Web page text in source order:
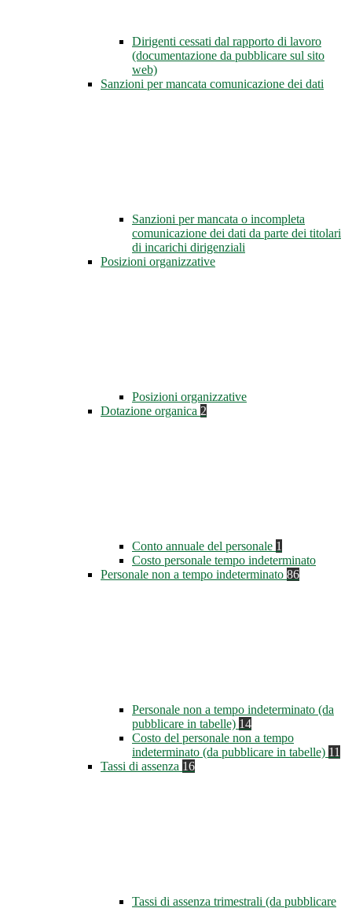
Dirigenti cessati dal rapporto di lavoro
(documentazione da pubblicare sul sito
web)
Sanzioni per mancata comunicazione dei dati
Sanzioni per mancata o incompleta
comunicazione dei dati da parte dei titolari
di incarichi dirigenziali
Posizioni organizzative
Posizioni organizzative
Dotazione organica 2
Conto annuale del personale 1
Costo personale tempo indeterminato
Personale non a tempo indeterminato 86
Personale non a tempo indeterminato (da
pubblicare in tabelle) 14
Costo del personale non a tempo
indeterminato (da pubblicare in tabelle) 11
Tassi di assenza 16
Tassi di assenza trimestrali (da pubblicare